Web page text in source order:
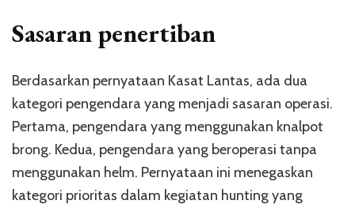
Sasaran penertiban
Berdasarkan pernyataan Kasat Lantas, ada dua
kategori pengendara yang menjadi sasaran operasi.
Pertama, pengendara yang menggunakan knalpot
brong. Kedua, pengendara yang beroperasi tanpa
menggunakan helm. Pernyataan ini menegaskan
kategori prioritas dalam kegiatan hunting yang